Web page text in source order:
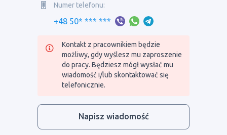
Numer telefonu:
+48 50* *** ***
Kontakt z pracownikiem będzie
możliwy, gdy wyślesz mu zaproszenie
do pracy. Będziesz mógł wysłać mu
wiadomość i/lub skontaktować się
telefonicznie.
Napisz wiadomość